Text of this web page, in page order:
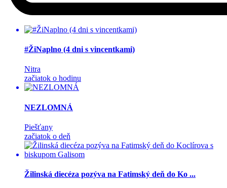
#ŽiNaplno (4 dni s vincentkami)
Nitra
začiatok o hodinu
NEZLOMNÁ
Piešťany
začiatok o deň
Žilinská diecéza pozýva na Fatimský deň do Ko ...